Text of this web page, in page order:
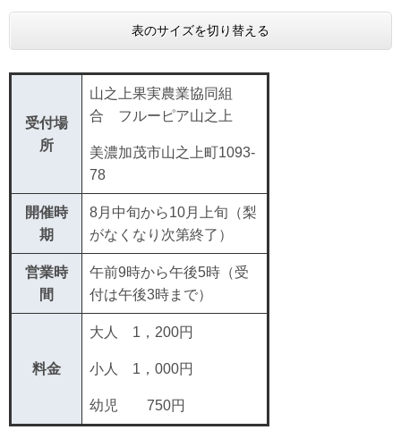
表のサイズを切り替える
受付場
所
山之上果実農業協同組
合 フルーピア山之上
美濃加茂市山之上町1093-
78
開催時
期
8月中旬から10月上旬（梨
がなくなり次第終了）
営業時
間
午前9時から午後5時（受
付は午後3時まで）
料金
大人 1，200円
小人 1，000円
幼児 750円